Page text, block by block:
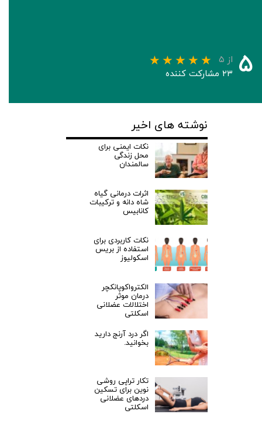
۵ از ۵
۲۳ مشارکت کننده
نوشته های اخیر
نکات ایمنی برای
محل زندگی
سالمندان
اثرات درمانی گیاه
شاه دانه و ترکیبات
کانابیس
نکات کاربردی برای
استفاده از بریس
اسکولیوز
الکترواکوپانکچر
درمان موثر
اختلالات عضلانی
اسکلتی
اگر درد آرنج دارید
بخوانید.
تکار تراپی روشی
نوین برای تسکین
دردهای عضلانی
اسکلتی